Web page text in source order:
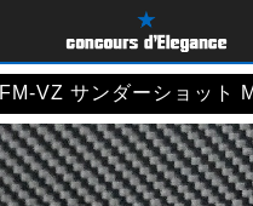
FM-VZ サンダーショット